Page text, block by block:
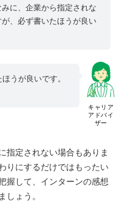
に、企業から指定されな
、必ず書いたほうが良い
キャリア
アドバイ
ザー
うが良いです。
指定されない場合もありま
りにするだけではもったい
握して、インターンの感想
しょう。